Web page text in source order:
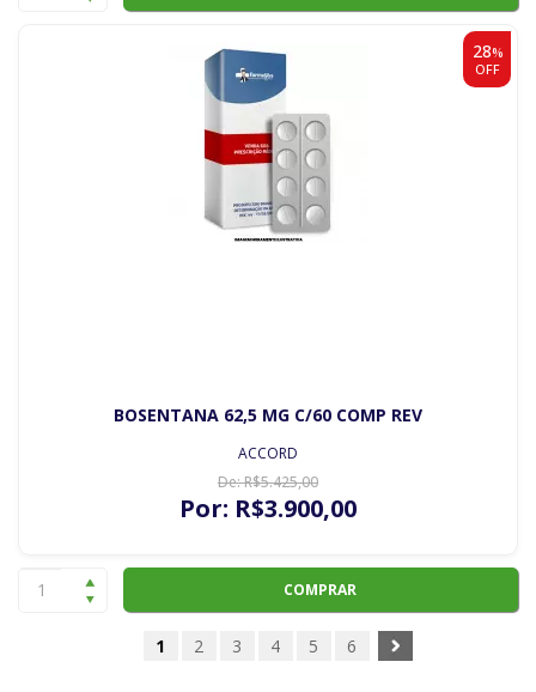
28%
OFF
BOSENTANA 62,5 MG C/60 COMP REV
ACCORD
De:R$5.425,00
Por: R$3.900,00
COMPRAR
1 2 3 4 5 6